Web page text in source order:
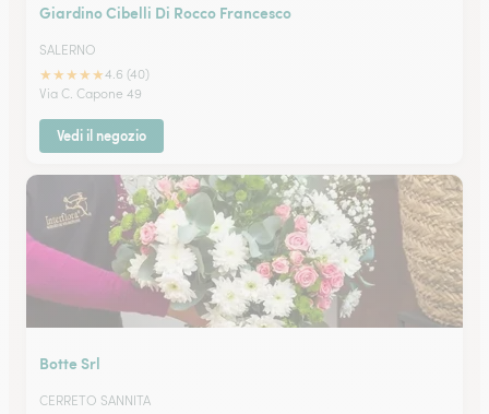
Giardino Cibelli Di Rocco Francesco
SALERNO
★★★★★4.6 (40)
Via C. Capone 49
Vedi il negozio
Botte Srl
CERRETO SANNITA